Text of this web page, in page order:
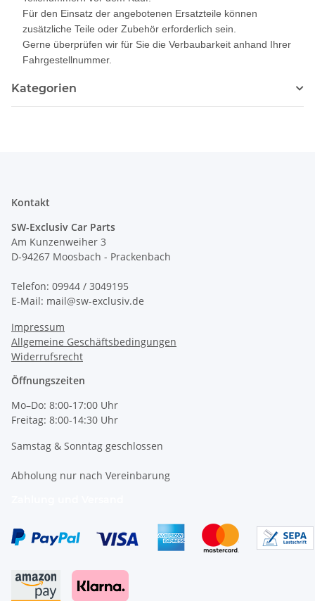
Für den Einsatz der angebotenen Ersatzteile können
zusätzliche Teile oder Zubehör erforderlich sein.
Gerne überprüfen wir für Sie die Verbaubarkeit anhand Ihrer
Fahrgestellnummer.
Kategorien
Kontakt
SW-Exclusiv Car Parts
Am Kunzenweiher 3
D-94267 Moosbach - Prackenbach
Telefon: 09944 / 3049195
E-Mail: mail@sw-exclusiv.de
Impressum
Allgemeine Geschäftsbedingungen
Widerrufsrecht
Öffnungszeiten
Mo–Do: 8:00-17:00 Uhr
Freitag: 8:00-14:30 Uhr
Samstag & Sonntag geschlossen
Abholung nur nach Vereinbarung